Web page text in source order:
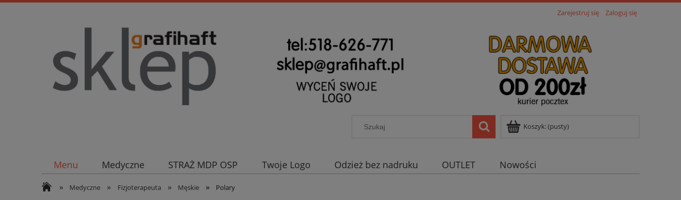
Zarejestruj się Zaloguj się
Koszyk:(pusty)
Menu Medyczne STRAŻ MDP OSP Twoje Logo Odzież bez nadruku OUTLET Nowości
» Medyczne » Fizjoterapeuta » Męskie » Polary